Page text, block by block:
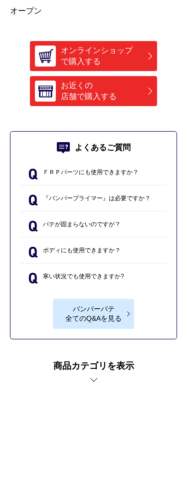
オープン
オンラインショップ
で購入する
お近くの
店舗で購入する
よくあるご質問
ＦＲＰパーツにも使用できますか？
『バンパープライマー』は必要ですか？
パテが固まらないのですが？
ボディにも使用できますか？
寒い状況でも使用できますか?
バンパーパテ
全てのQ&Aを見る
商品カテゴリを表示